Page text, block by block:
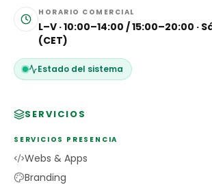
HORARIO COMERCIAL
L–V · 10:00–14:00 / 15:00–20:00 ·
(CET)
Estado del sistema
SERVICIOS
SERVICIOS PRESENCIA
Webs & Apps
Branding